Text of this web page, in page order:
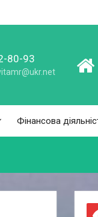
80-93
Фінансова